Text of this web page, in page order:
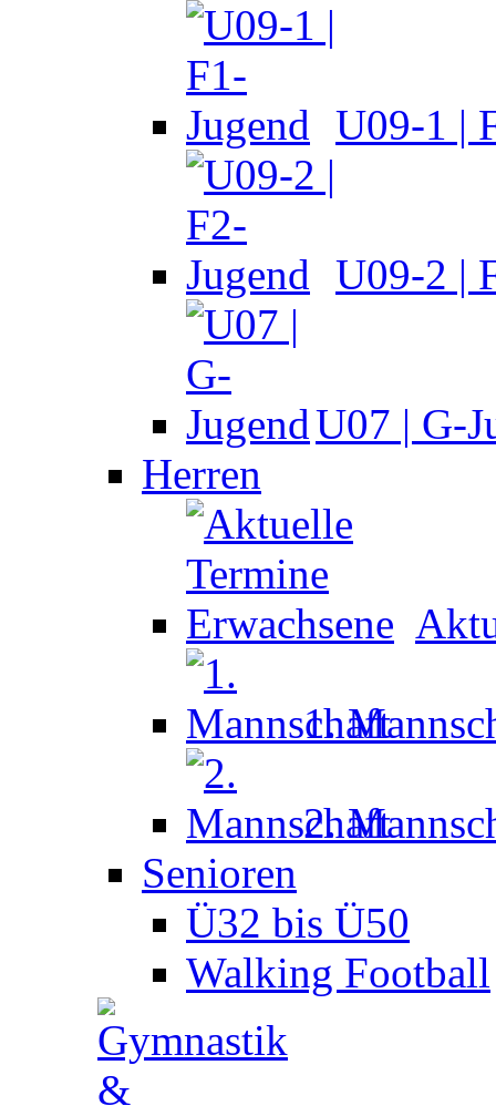
U09-1 |
U09-2 |
U07 | G-
Herren
1.
2.
Senioren
Ü32 bis Ü50
Walking Football